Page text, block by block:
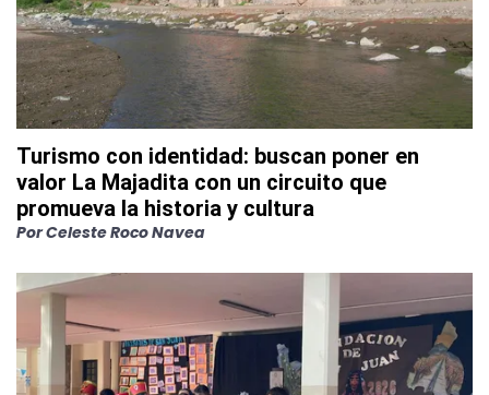
Turismo con identidad: buscan poner en
valor La Majadita con un circuito que
promueva la historia y cultura
PorCeleste Roco Navea